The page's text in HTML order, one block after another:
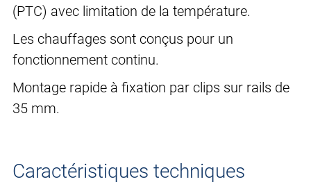
(PTC) avec limitation de la température.
Les chauffages sont conçus pour un
fonctionnement continu.
Montage rapide à fixation par clips sur rails de
35 mm.
Caractéristiques techniques